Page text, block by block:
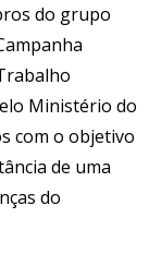
do grupo
Ministério do
com o objetivo
de uma
do